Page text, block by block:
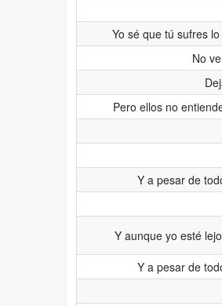
Yo sé que tú sufres
No
Pero ellos no
Y a pesar de
Y aunque yo esté
Y a pesar de